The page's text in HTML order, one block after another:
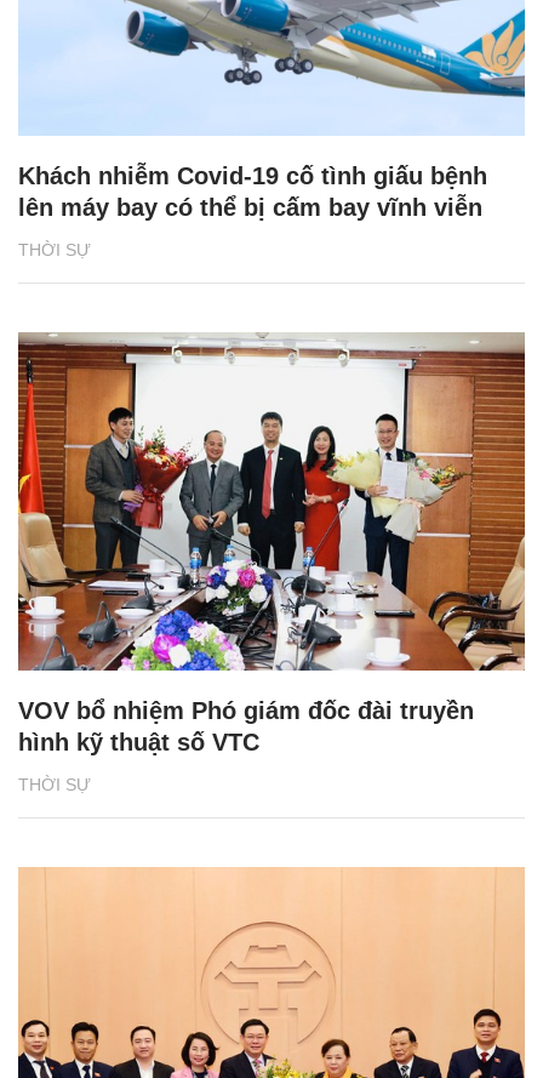
THỜI SỰ
Khách nhiễm Covid-19 cố tình giấu bệnh
lên máy bay có thể bị cấm bay vĩnh viễn
THỜI SỰ
VOV bổ nhiệm Phó giám đốc đài truyền
hình kỹ thuật số VTC